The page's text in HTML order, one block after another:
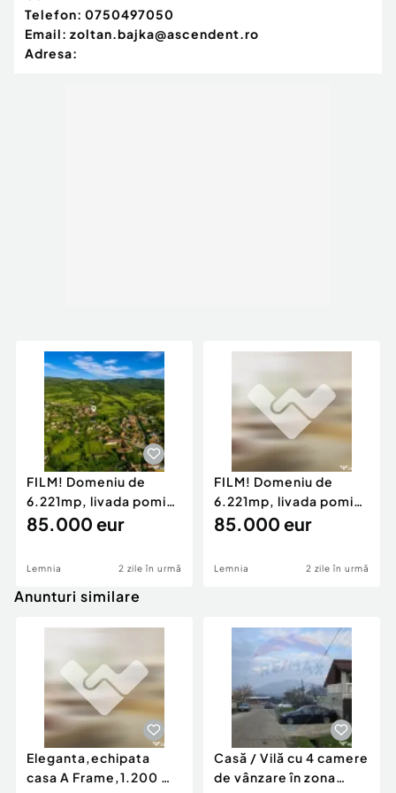
Număr Băi:1
Comision cumpărător:0%
Curent
Telefon: 0750497050
Email: zoltan.bajka@ascendent.ro
Adresa:
FILM! Domeniu de
6.221mp, livada pomi
fructiferi casa si ane
85.000 eur
Lemnia 2 zile în urmă
FILM! Domeniu de
6.221mp, livada pomi
fructiferi casa si ane
85.000 eur
Lemnia 2 zile în urmă
Anunturi similare
Eleganta,echipata
casa A Frame,1.200 mp
Casă / Vilă cu 4 camere
de vânzare în zona